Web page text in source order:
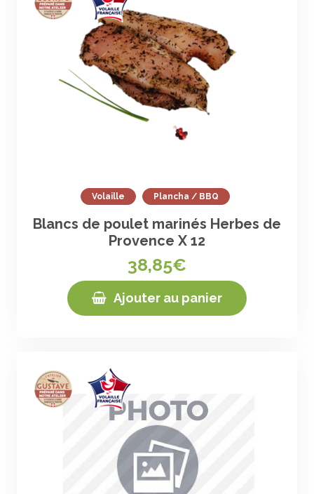
Volaille Plancha / BBQ
Blancs de poulet marinés Herbes de
Provence X 12
38,85€
Ajouter au panier